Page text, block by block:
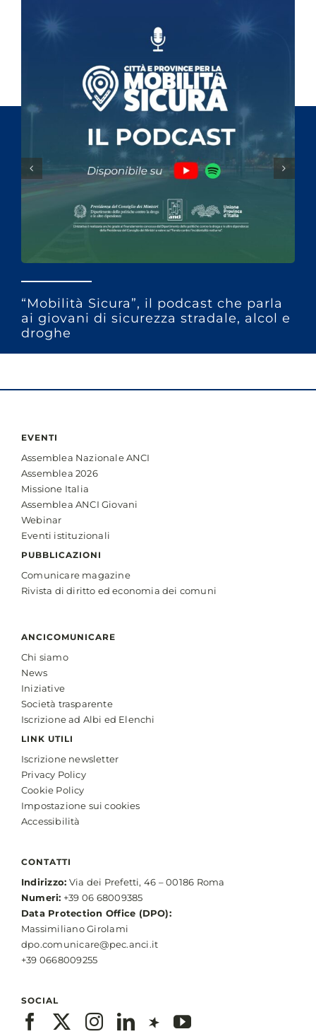
“Mobilità Sicura”, il podcast che parla
ai giovani di sicurezza stradale, alcol e
droghe
EVENTI
Assemblea Nazionale ANCI
Assemblea 2026
Missione Italia
Assemblea ANCI Giovani
Webinar
Eventi istituzionali
PUBBLICAZIONI
Comunicare magazine
Rivista di diritto ed economia dei comuni
ANCICOMUNICARE
Chi siamo
News
Iniziative
Società trasparente
Iscrizione ad Albi ed Elenchi
LINK UTILI
Iscrizione newsletter
Privacy Policy
Cookie Policy
Impostazione sui cookies
Accessibilità
CONTATTI
Indirizzo: Via dei Prefetti, 46 – 00186 Roma
Numeri: +39 06 68009385
Data Protection Office (DPO):
Massimiliano Girolami
dpo.comunicare@pec.anci.it
+39 0668009255
SOCIAL